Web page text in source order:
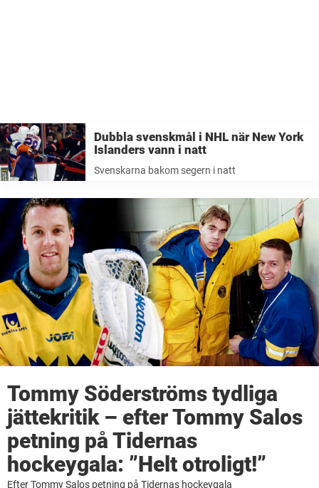
Dubbla svenskmål i NHL när New York
Islanders vann i natt
Svenskarna bakom segern i natt
Tommy Söderströms tydliga
jättekritik – efter Tommy Salos
petning på Tidernas
hockeygala: ”Helt otroligt!”
Efter Tommy Salos petning på Tidernas hockeygala